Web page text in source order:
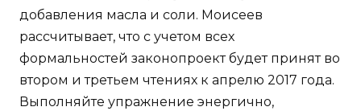
добавления масла и соли. Моисеев
рассчитывает, что с учетом всех
формальностей законопроект будет принят во
втором и третьем чтениях к апрелю 2017 года.
Выполняйте упражнение энергично,